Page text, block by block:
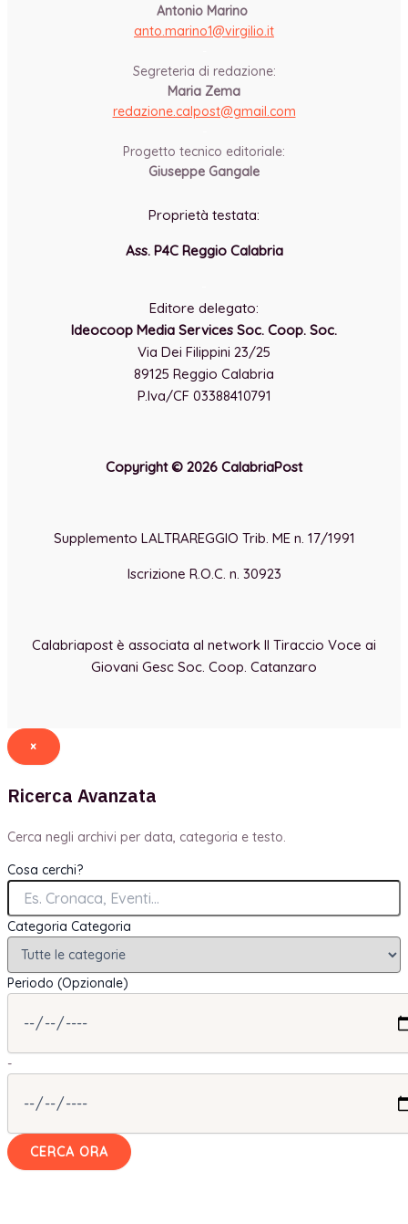
Antonio Marino
anto.marino1@virgilio.it
Segreteria di redazione:
Maria Zema
redazione.calpost@gmail.com
Progetto tecnico editoriale:
Giuseppe Gangale
Proprietà testata:
Ass. P4C Reggio Calabria
Editore delegato:
Ideocoop Media Services Soc. Coop. Soc.
Via Dei Filippini 23/25
89125 Reggio Calabria
P.Iva/CF 03388410791
Copyright © 2026 CalabriaPost
Supplemento LALTRAREGGIO Trib. ME n. 17/1991
Iscrizione R.O.C. n. 30923
Calabriapost è associata al network Il Tiraccio Voce ai
Giovani Gesc Soc. Coop. Catanzaro
×
Ricerca Avanzata
Cerca negli archivi per data, categoria e testo.
Cosa cerchi?
Categoria Categoria
Periodo (Opzionale)
-
CERCA ORA